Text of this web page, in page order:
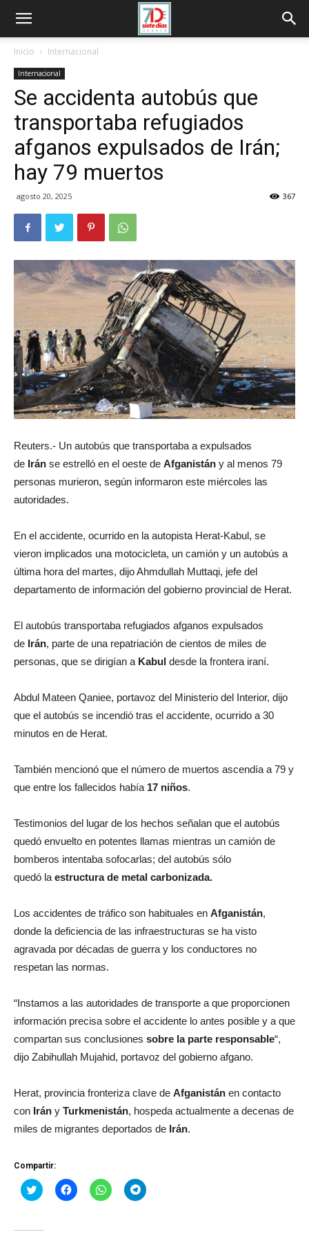
Inicio Internacional
Internacional
Se accidenta autobús que
transportaba refugiados
afganos expulsados de Irán;
hay 79 muertos
agosto 20, 2025 367
Reuters.- Un autobús que transportaba a expulsados
de Irán se estrelló en el oeste de Afganistán y al menos 79
personas murieron, según informaron este miércoles las
autoridades.
En el accidente, ocurrido en la autopista Herat-Kabul, se
vieron implicados una motocicleta, un camión y un autobús a
última hora del martes, dijo Ahmdullah Muttaqi, jefe del
departamento de información del gobierno provincial de Herat.
El autobús transportaba refugiados afganos expulsados
de Irán, parte de una repatriación de cientos de miles de
personas, que se dirigían a Kabul desde la frontera iraní.
Abdul Mateen Qaniee, portavoz del Ministerio del Interior, dijo
que el autobús se incendió tras el accidente, ocurrido a 30
minutos en de Herat.
También mencionó que el número de muertos ascendía a 79 y
que entre los fallecidos había 17 niños.
Testimonios del lugar de los hechos señalan que el autobús
quedó envuelto en potentes llamas mientras un camión de
bomberos intentaba sofocarlas; del autobús sólo
quedó la estructura de metal carbonizada.
Los accidentes de tráfico son habituales en Afganistán,
donde la deficiencia de las infraestructuras se ha visto
agravada por décadas de guerra y los conductores no
respetan las normas.
“Instamos a las autoridades de transporte a que proporcionen
información precisa sobre el accidente lo antes posible y a que
compartan sus conclusiones sobre la parte responsable“,
dijo Zabihullah Mujahid, portavoz del gobierno afgano.
Herat, provincia fronteriza clave de Afganistán en contacto
con Irán y Turkmenistán, hospeda actualmente a decenas de
miles de migrantes deportados de Irán.
Compartir:
Haz
clic
Twitter
Haz
clic
Haz
clic
Haz
clic